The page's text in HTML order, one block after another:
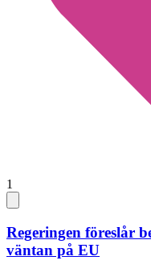
1
Regeringen föreslår
väntan på EU